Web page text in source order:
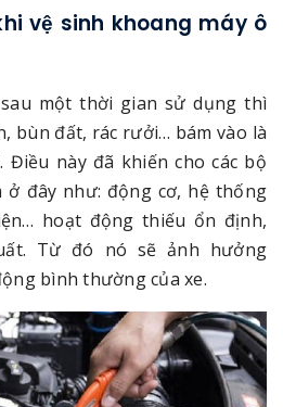
vệ sinh khoang máy ô
một thời gian sử dụng thì
bùn đất, rác rưởi… bám vào là
này đã khiến cho các bộ
ở đây như: động cơ, hệ thống
hoạt động thiếu ổn định,
Từ đó nó sẽ ảnh hưởng
bình thường của xe.